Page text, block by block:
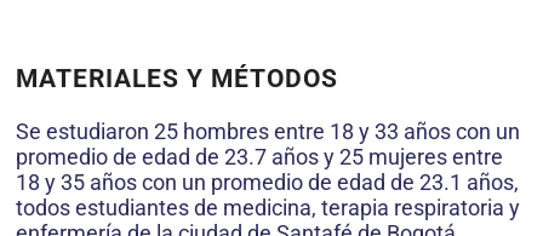
MATERIALES Y MÉTODOS
Se estudiaron 25 hombres entre 18 y 33 años con un
promedio de edad de 23.7 años y 25 mujeres entre
18 y 35 años con un promedio de edad de 23.1 años,
todos estudiantes de medicina, terapia respiratoria y